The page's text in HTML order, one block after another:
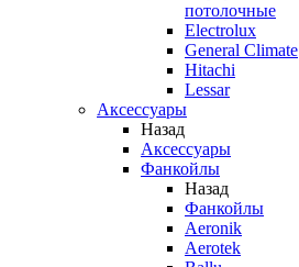
потолочные
Electrolux
General Climate
Hitachi
Lessar
Аксессуары
Назад
Аксессуары
Фанкойлы
Назад
Фанкойлы
Aeronik
Aerotek